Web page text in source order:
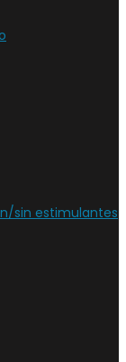
sin estimulantes